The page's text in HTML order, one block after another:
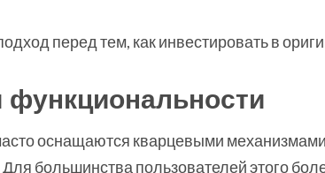
перед тем, как инвестировать в
оснащаются кварцевыми
большинства пользователей этого